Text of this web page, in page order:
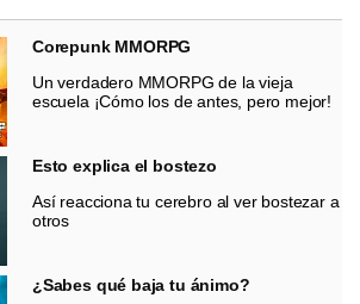
Corepunk MMORPG
Un verdadero MMORPG de la vieja
escuela ¡Cómo los de antes, pero mejor!
Esto explica el bostezo
Así reacciona tu cerebro al ver bostezar a
otros
¿Sabes qué baja tu ánimo?